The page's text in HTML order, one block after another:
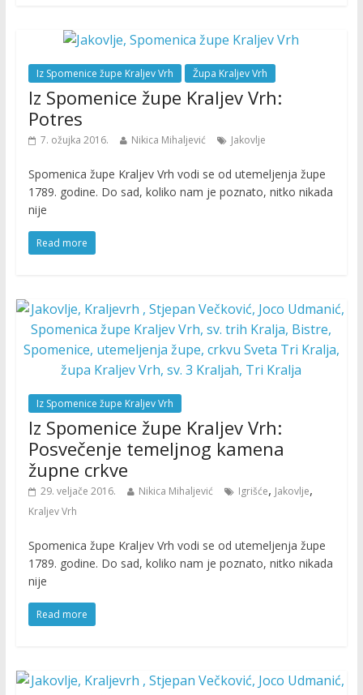
Iz Spomenice župe Kraljev Vrh Župa Kraljev Vrh
Iz Spomenice župe Kraljev Vrh:
Potres
7. ožujka 2016. Nikica Mihaljević Jakovlje
Spomenica župe Kraljev Vrh vodi se od utemeljenja župe
1789. godine. Do sad, koliko nam je poznato, nitko nikada
nije
Read more
Iz Spomenice župe Kraljev Vrh
Iz Spomenice župe Kraljev Vrh:
Posvečenje temeljnog kamena
župne crkve
29. veljače 2016. Nikica Mihaljević Igrišće, Jakovlje,
Kraljev Vrh
Spomenica župe Kraljev Vrh vodi se od utemeljenja župe
1789. godine. Do sad, koliko nam je poznato, nitko nikada
nije
Read more